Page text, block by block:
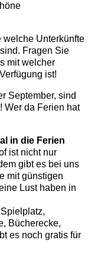
welche Unterkünfte
Fragen Sie
mit welcher
ist!
September, sind
Wer da Ferien hat
in die Ferien
ist nicht nur
gibt es bei uns
mit günstigen
Lust haben in
Bücherecke,
es noch gratis für